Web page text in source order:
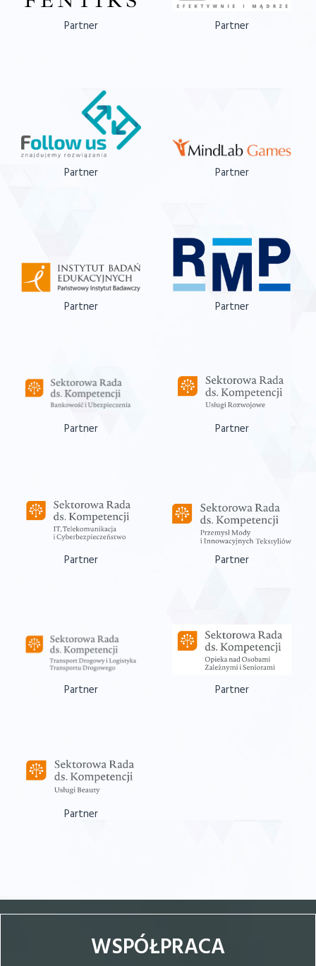
Partner Partner
Partner Partner
Partner Partner
Partner Partner
Partner Partner
Partner Partner
Partner
WSPÓŁPRACA